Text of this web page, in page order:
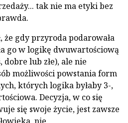
tak nie ma etyki bez
że gdy przyroda podarowała
go w logikę dwuwartościową
lub złe), ale nie
możliwości powstania form
których logika byłaby 3-,
Decyzja, w co się
się swoje życie, jest zawsze